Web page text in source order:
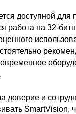
доступной для
работа на 32-
доверие и
SmartVision,